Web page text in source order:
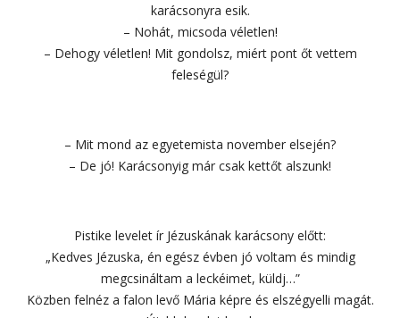
karácsonyra esik.
– Nohát, micsoda véletlen!
– Dehogy véletlen! Mit gondolsz, miért pont őt vettem
feleségül?
– Mit mond az egyetemista november elsején?
– De jó! Karácsonyig már csak kettőt alszunk!
Pistike levelet ír Jézuskának karácsony előtt:
„Kedves Jézuska, én egész évben jó voltam és mindig
megcsináltam a leckéimet, küldj…”
Közben felnéz a falon levő Mária képre és elszégyelli magát.